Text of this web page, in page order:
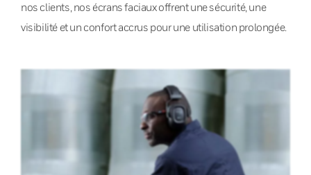
nos clients, nos écrans faciaux offrent une sécurité, une
visibilité et un confort accrus pour une utilisation prolongée.